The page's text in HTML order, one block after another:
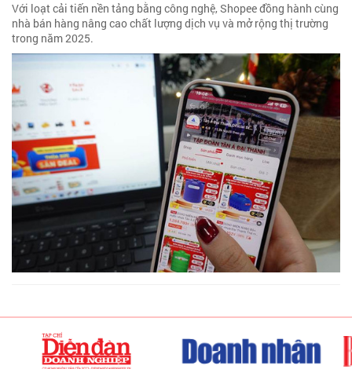
Với loạt cải tiến nền tảng bằng công nghệ, Shopee đồng hành cùng
nhà bán hàng nâng cao chất lượng dịch vụ và mở rộng thị trường
trong năm 2025.